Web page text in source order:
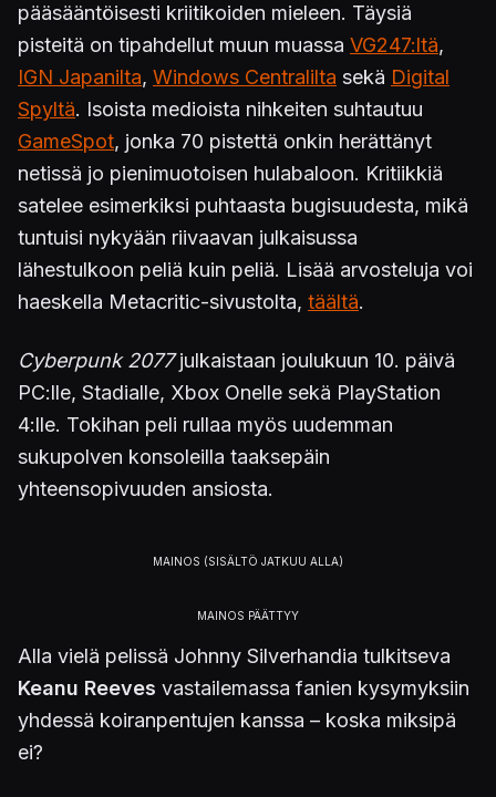
pääsääntöisesti kriitikoiden mieleen. Täysiä
pisteitä on tipahdellut muun muassa VG247:ltä,
IGN Japanilta, Windows Centralilta sekä Digital
Spyltä. Isoista medioista nihkeiten suhtautuu
GameSpot, jonka 70 pistettä onkin herättänyt
netissä jo pienimuotoisen hulabaloon. Kritiikkiä
satelee esimerkiksi puhtaasta bugisuudesta, mikä
tuntuisi nykyään riivaavan julkaisussa
lähestulkoon peliä kuin peliä. Lisää arvosteluja voi
haeskella Metacritic-sivustolta, täältä.
Cyberpunk 2077julkaistaan joulukuun 10. päivä
PC:lle, Stadialle, Xbox Onelle sekä PlayStation
4:lle. Tokihan peli rullaa myös uudemman
sukupolven konsoleilla taaksepäin
yhteensopivuuden ansiosta.
Alla vielä pelissä Johnny Silverhandia tulkitseva
Keanu Reeves vastailemassa fanien kysymyksiin
yhdessä koiranpentujen kanssa – koska miksipä
ei?